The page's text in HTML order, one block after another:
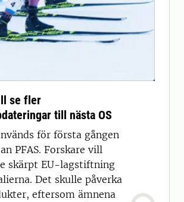
se fler
till nästa OS
för första gången
PFAS. Forskare vill
skärpt EU-lagstiftning
Det skulle påverka
eftersom ämnena